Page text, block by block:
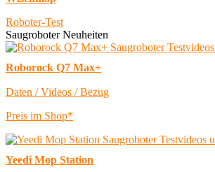
Roboter-Test
Saugroboter Neuheiten
Roborock Q7 Max+
Daten / Videos / Bezug
Preis im Shop*
Yeedi Mop Station